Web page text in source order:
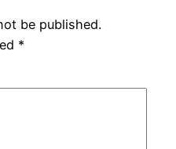
be published.
*